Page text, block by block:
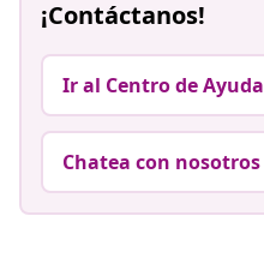
¡Contáctanos!
Ir al Centro de Ayuda
Chatea con nosotros